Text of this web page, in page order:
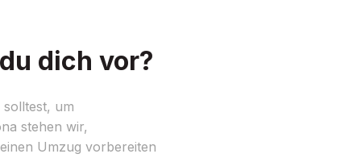
dich vor?
um
stehen wir,
Umzug vorbereiten